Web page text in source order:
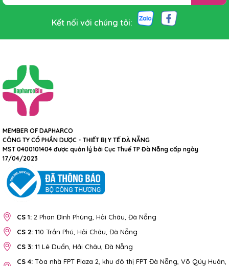
Kết nối với chúng tôi:
MEMBER OF DAPHARCO
CÔNG TY CỔ PHẦN DƯỢC - THIẾT BỊ Y TẾ ĐÀ NẴNG
MST 0400101404 được quản lý bởi Cục Thuế TP Đà Nẵng cấp ngày
17/04/2023
CS 1: 2 Phan Đình Phùng, Hải Châu, Đà Nẵng
CS 2: 110 Trần Phú, Hải Châu, Đà Nẵng
CS 3: 11 Lê Duẩn, Hải Châu, Đà Nẵng
CS 4: Tòa nhà FPT Plaza 2, khu đô thị FPT Đà Nẵng, Võ Qúy Huân,